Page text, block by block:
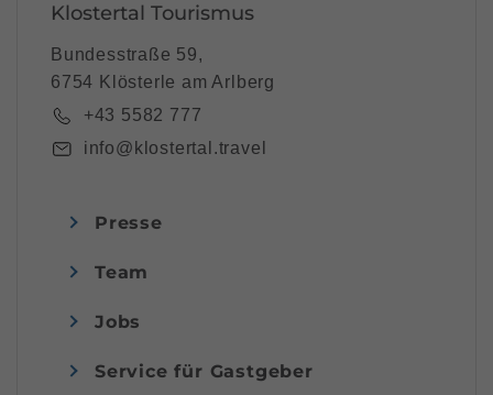
Klostertal Tourismus
Bundesstraße 59,
6754 Klösterle am Arlberg
+43 5582 777
info@klostertal.travel
Presse
Team
Jobs
Service für Gastgeber